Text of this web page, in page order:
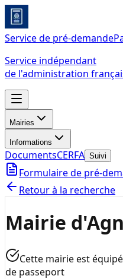
Service de pré-demande
Service indépendant
de l'administration
Mairies
Informations
DocumentsCERFA Suivi
Formulaire de pré-
Retour à la recherche
Mairie
Cette mairie est
de passeport